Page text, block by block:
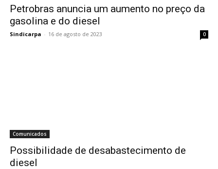
Petrobras anuncia um aumento no preço da
gasolina e do diesel
Sindicarpa - 16 de agosto de 2023 0
Comunicados
Possibilidade de desabastecimento de
diesel